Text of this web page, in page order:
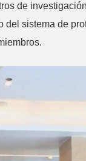
de
del sistema de